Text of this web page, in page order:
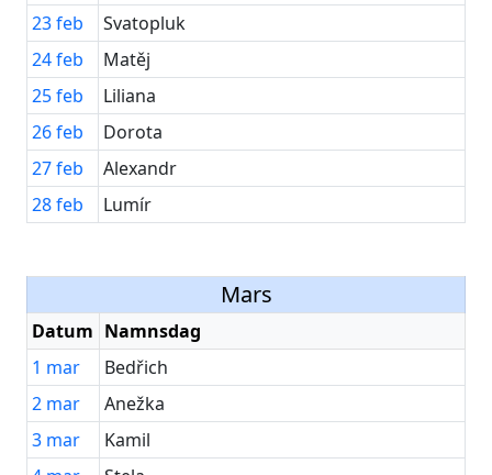
23feb
Svatopluk
24feb
Matěj
25feb
Liliana
26feb
Dorota
27feb
Alexandr
28feb Lumír
Mars
Datum Namnsdag
1 mar
Bedřich
2 mar
Anežka
3 mar
Kamil